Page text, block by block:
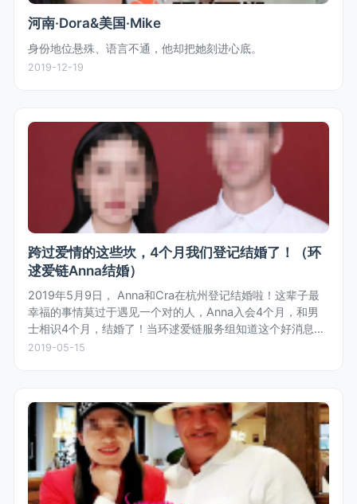
河南·Dora&美国·Mike
身份地位悬殊、语言不通，他却把她刻进心底。
2019-12-19
跨过爱情的这些坎，4个月我们登记结婚了！（环
逑爱链Anna结婚）
2019年5月9日， Anna和Cra在杭州登记结婚啦！这辈子最
幸福的事情莫过于遇见一个对的人，Anna入会4个月，和男
士相识4个月，结婚了！当环逑爱链服务组知道这个好消息
时，齐体为女士欢呼，也为女士收获真爱和幸福感到开心。
2019-05-15